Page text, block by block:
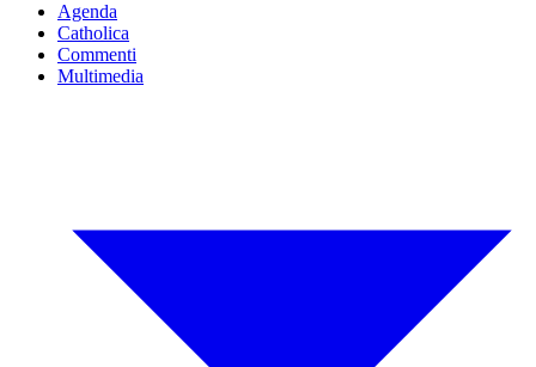
Agenda
Catholica
Commenti
Multimedia